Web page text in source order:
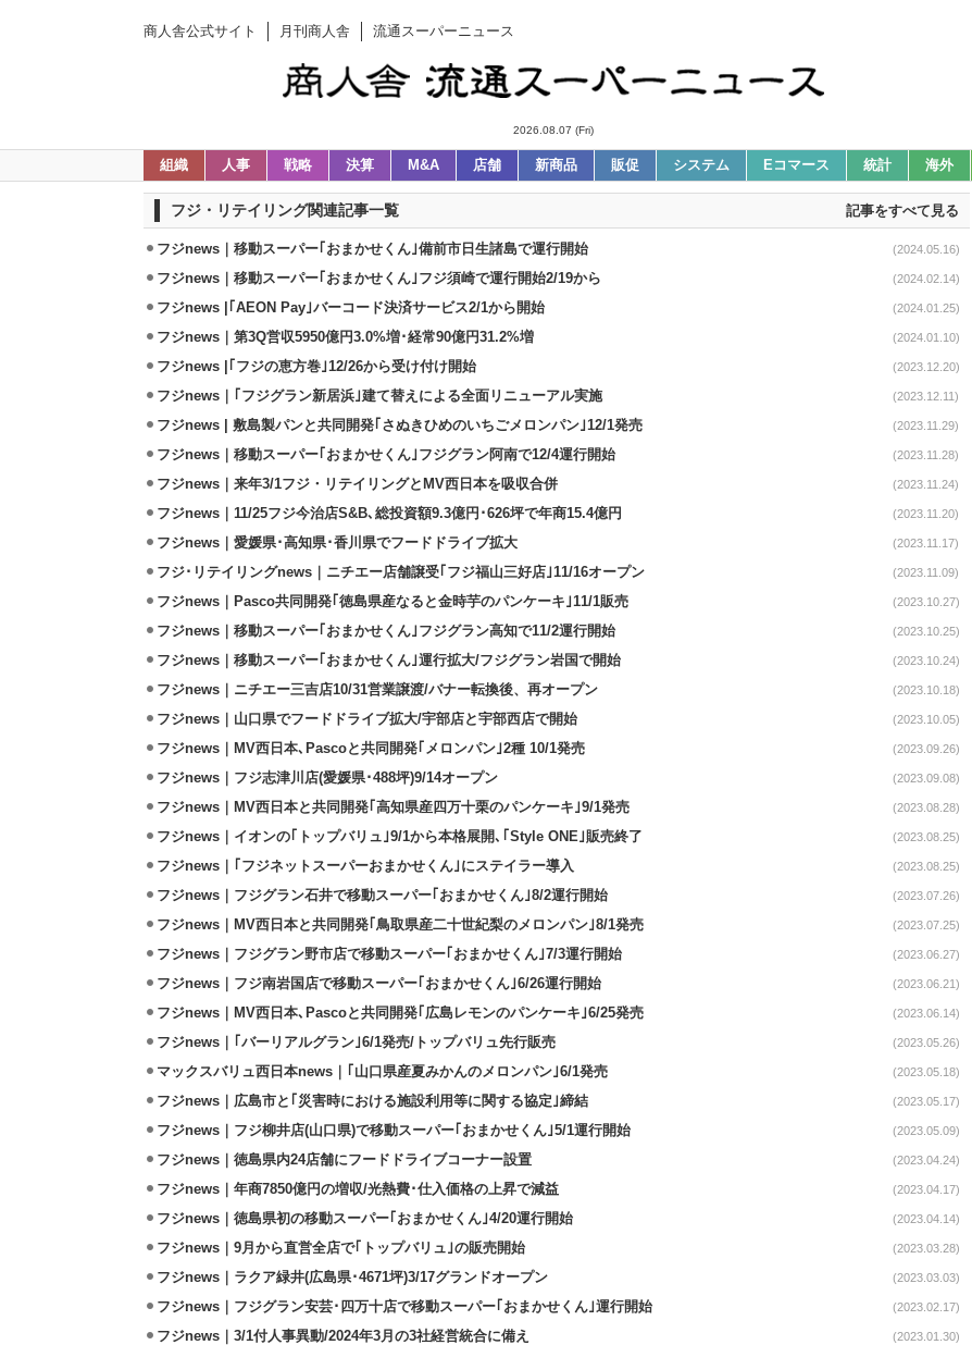
商人舎公式サイト 月刊商人舎 流通スーパーニュース
2026.08.07 (Fri)
組織 人事 戦略 決算 M&A 店舗 新商品 販促 システム Eコマース 統計 海外
フジ・リテイリング関連記事一覧 記事をすべて見る
フジnews｜移動スーパー｢おまかせくん｣備前市日生諸島で運行開始 (2024.05.16)
フジnews｜移動スーパー｢おまかせくん｣フジ須崎で運行開始2/19から (2024.02.14)
フジnews |｢AEON Pay｣バーコード決済サービス2/1から開始 (2024.01.25)
フジnews｜第3Q営収5950億円3.0%増･経常90億円31.2%増 (2024.01.10)
フジnews |｢フジの恵方巻｣12/26から受け付け開始 (2023.12.20)
フジnews｜｢フジグラン新居浜｣建て替えによる全面リニューアル実施 (2023.12.11)
フジnews | 敷島製パンと共同開発｢さぬきひめのいちごメロンパン｣12/1発売 (2023.11.29)
フジnews｜移動スーパー｢おまかせくん｣フジグラン阿南で12/4運行開始 (2023.11.28)
フジnews｜来年3/1フジ・リテイリングとMV西日本を吸収合併 (2023.11.24)
フジnews｜11/25フジ今治店S&B､総投資額9.3億円･626坪で年商15.4億円 (2023.11.20)
フジnews｜愛媛県･高知県･香川県でフードドライブ拡大 (2023.11.17)
フジ･リテイリングnews｜ニチエー店舗譲受｢フジ福山三好店｣11/16オープン (2023.11.09)
フジnews｜Pasco共同開発｢徳島県産なると金時芋のパンケーキ｣11/1販売 (2023.10.27)
フジnews｜移動スーパー｢おまかせくん｣フジグラン高知で11/2運行開始 (2023.10.25)
フジnews｜移動スーパー｢おまかせくん｣運行拡大/フジグラン岩国で開始 (2023.10.24)
フジnews｜ニチエー三吉店10/31営業譲渡/バナー転換後、再オープン (2023.10.18)
フジnews｜山口県でフードドライブ拡大/宇部店と宇部西店で開始 (2023.10.05)
フジnews｜MV西日本､Pascoと共同開発｢メロンパン｣2種 10/1発売 (2023.09.26)
フジnews｜フジ志津川店(愛媛県･488坪)9/14オープン (2023.09.08)
フジnews｜MV西日本と共同開発｢高知県産四万十栗のパンケーキ｣9/1発売 (2023.08.28)
フジnews｜イオンの｢トップバリュ｣9/1から本格展開､｢Style ONE｣販売終了 (2023.08.25)
フジnews｜｢フジネットスーパーおまかせくん｣にステイラー導入 (2023.08.25)
フジnews｜フジグラン石井で移動スーパー｢おまかせくん｣8/2運行開始 (2023.07.26)
フジnews｜MV西日本と共同開発｢鳥取県産二十世紀梨のメロンパン｣8/1発売 (2023.07.25)
フジnews｜フジグラン野市店で移動スーパー｢おまかせくん｣7/3運行開始 (2023.06.27)
フジnews｜フジ南岩国店で移動スーパー｢おまかせくん｣6/26運行開始 (2023.06.21)
フジnews｜MV西日本､Pascoと共同開発｢広島レモンのパンケーキ｣6/25発売 (2023.06.14)
フジnews｜｢バーリアルグラン｣6/1発売/トップバリュ先行販売 (2023.05.26)
マックスバリュ西日本news｜｢山口県産夏みかんのメロンパン｣6/1発売 (2023.05.18)
フジnews｜広島市と｢災害時における施設利用等に関する協定｣締結 (2023.05.17)
フジnews｜フジ柳井店(山口県)で移動スーパー｢おまかせくん｣5/1運行開始 (2023.05.09)
フジnews｜徳島県内24店舗にフードドライブコーナー設置 (2023.04.24)
フジnews｜年商7850億円の増収/光熱費･仕入価格の上昇で減益 (2023.04.17)
フジnews｜徳島県初の移動スーパー｢おまかせくん｣4/20運行開始 (2023.04.14)
フジnews｜9月から直営全店で｢トップバリュ｣の販売開始 (2023.03.28)
フジnews｜ラクア緑井(広島県･4671坪)3/17グランドオープン (2023.03.03)
フジnews｜フジグラン安芸･四万十店で移動スーパー｢おまかせくん｣運行開始 (2023.02.17)
フジnews｜3/1付人事異動/2024年3月の3社経営統合に備え (2023.01.30)